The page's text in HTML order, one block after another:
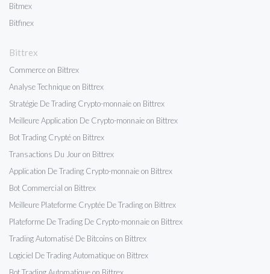
Bitmex
Bitfinex
Bittrex
Commerce on Bittrex
Analyse Technique on Bittrex
Stratégie De Trading Crypto-monnaie on Bittrex
Meilleure Application De Crypto-monnaie on Bittrex
Bot Trading Crypté on Bittrex
Transactions Du Jour on Bittrex
Application De Trading Crypto-monnaie on Bittrex
Bot Commercial on Bittrex
Meilleure Plateforme Cryptée De Trading on Bittrex
Plateforme De Trading De Crypto-monnaie on Bittrex
Trading Automatisé De Bitcoins on Bittrex
Logiciel De Trading Automatique on Bittrex